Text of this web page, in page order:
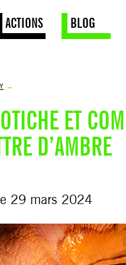
ACTIONS BLOG
→
ET
D’AMBRE
29 mars 2024